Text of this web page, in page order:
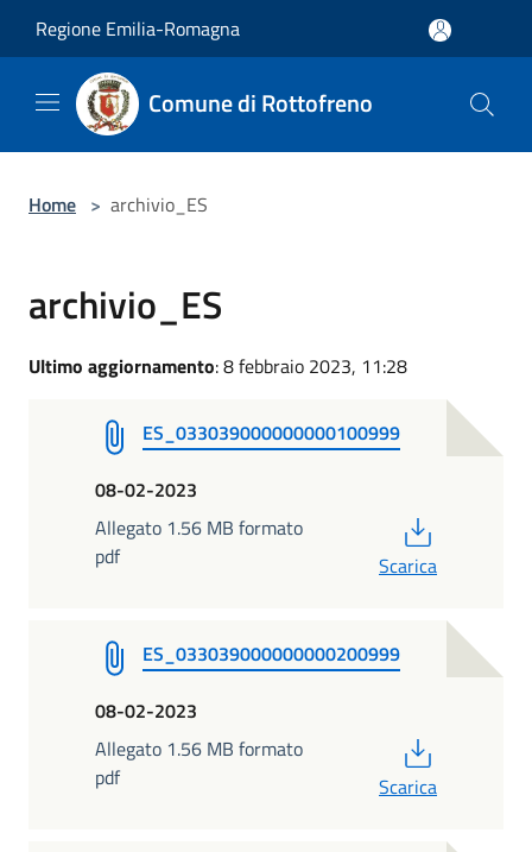
Regione Emilia-Romagna
Comune di Rottofreno
Home > archivio_ES
archivio_ES
Ultimo aggiornamento: 8 febbraio 2023, 11:28
ES_033039000000000100999
08-02-2023
Allegato 1.56 MB formato
pdf
Scarica
ES_033039000000000200999
08-02-2023
Allegato 1.56 MB formato
pdf
Scarica